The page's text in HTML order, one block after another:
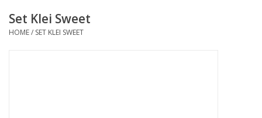
spellen
Set Klei Sweet
HOME/ SET KLEI SWEET